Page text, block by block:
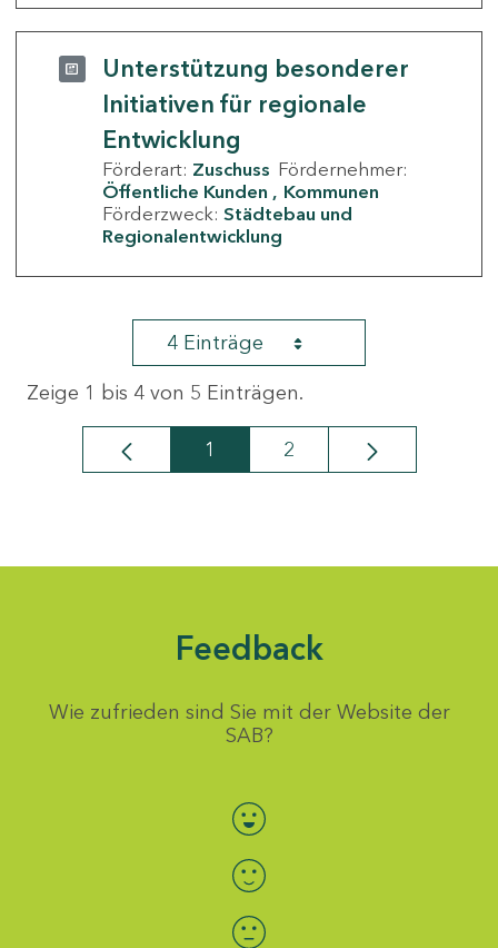
Unterstützung besonderer
Initiativen für regionale
Entwicklung
Förderart: Zuschuss Fördernehmer:
Öffentliche Kunden
Kommunen
Förderzweck: Städtebau und
Regionalentwicklung
4 Einträge
Zeige 1 bis 4 von 5 Einträgen.
Seite
1 Seite
2
Feedback
Wie zufrieden sind Sie mit der Website der
SAB?
Bewertung auswählen